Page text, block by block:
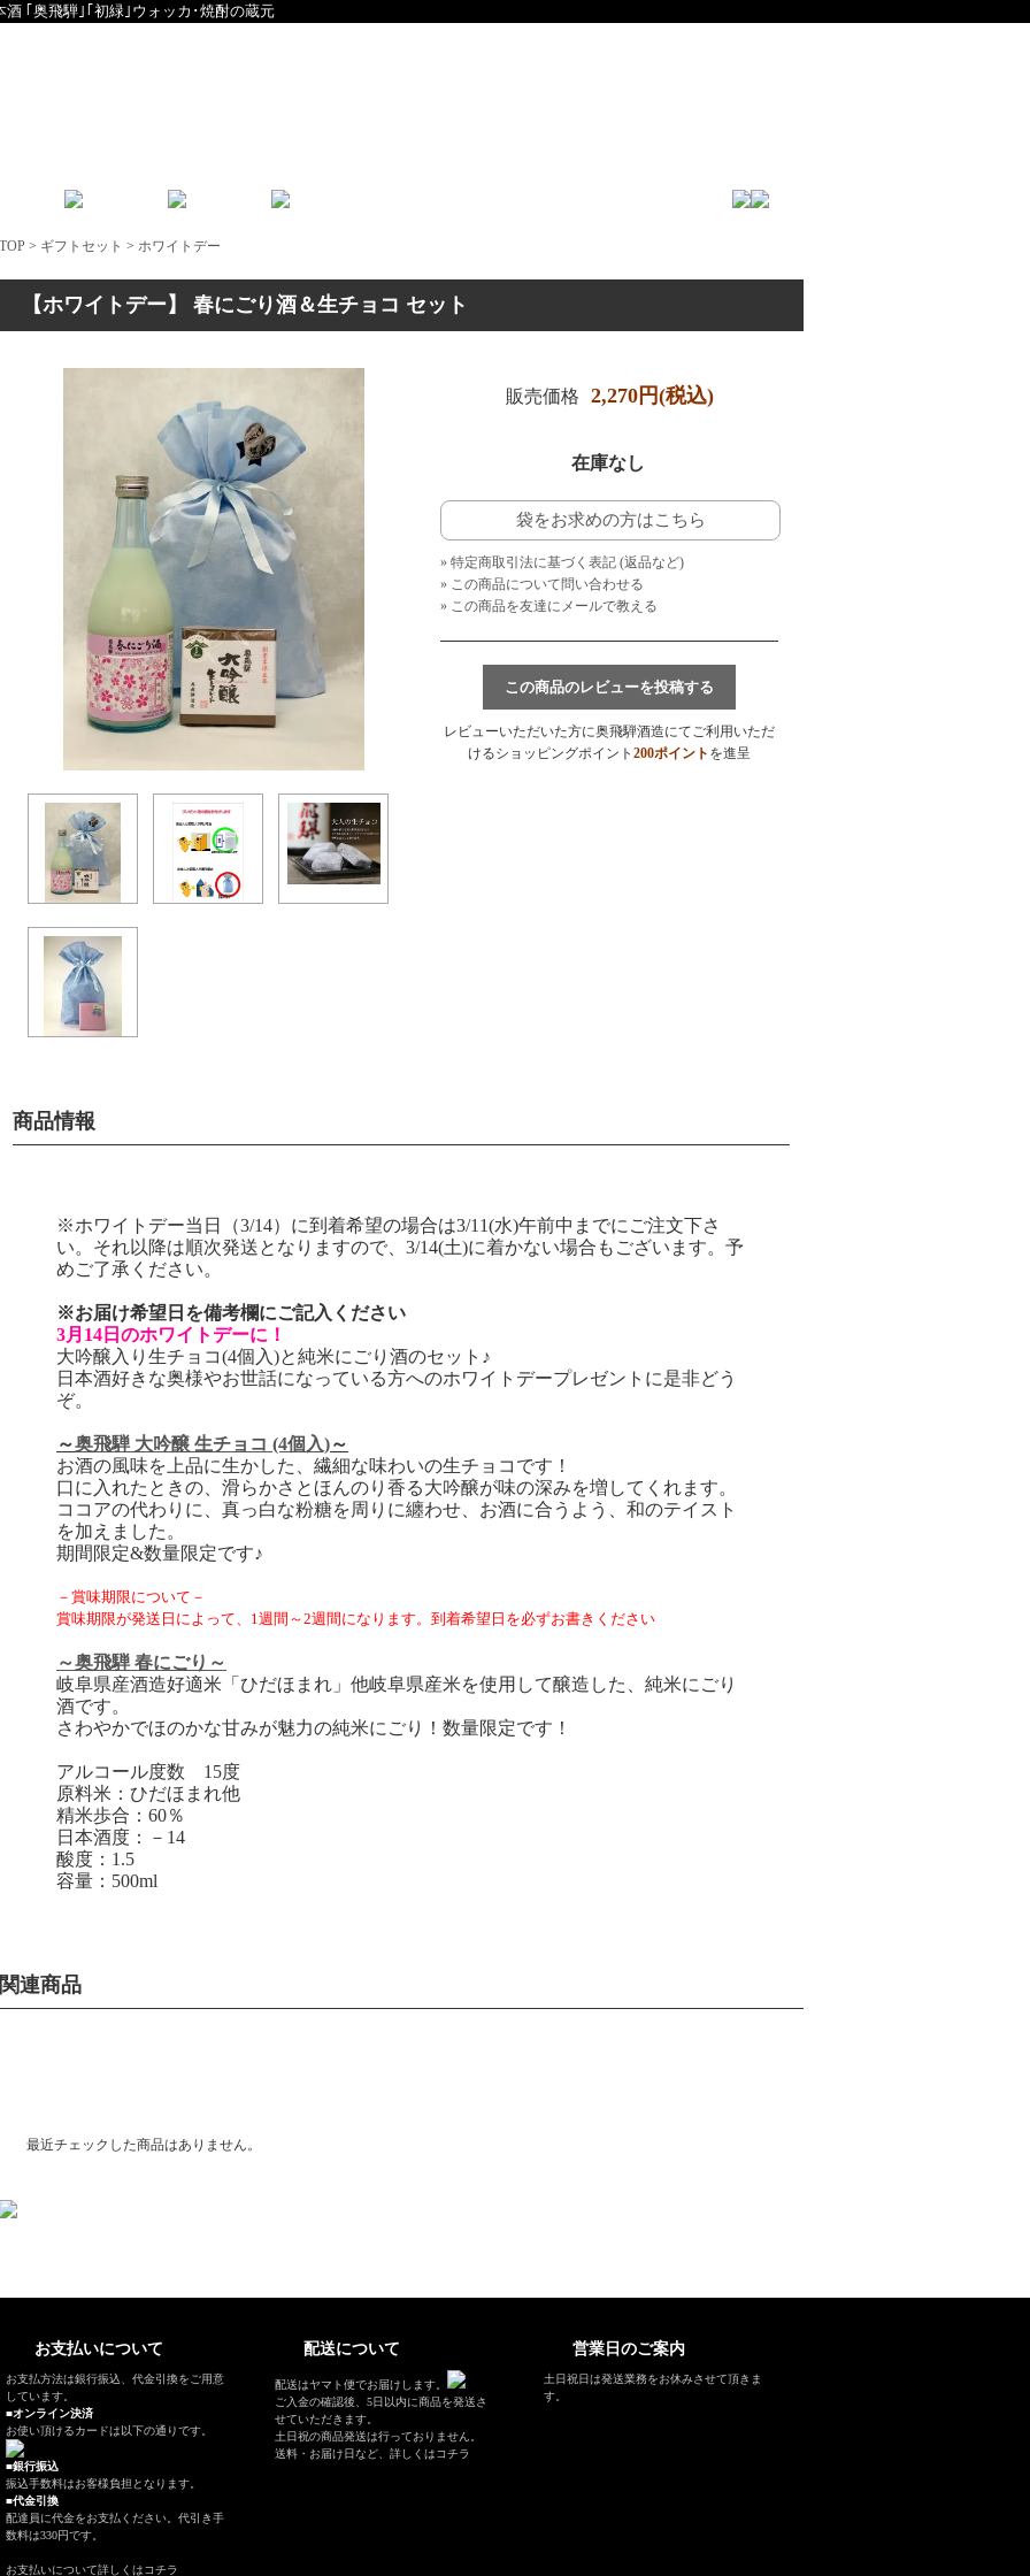
奥飛騨｣｢初緑｣ウォッカ･焼酎の蔵元
TOP > ギフトセット > ホワイトデー
【ホワイトデー】 春にごり酒＆生チョコ セット
販売価格 2,270円(税込)
在庫なし
袋をお求めの方はこちら
» 特定商取引法に基づく表記 (返品など)
» この商品について問い合わせる
» この商品を友達にメールで教える
この商品のレビューを投稿する
レビューいただいた方に奥飛騨酒造にてご利用いただ
けるショッピングポイント 200ポイント を進呈
商品情報
※ホワイトデー当日（3/14）に到着希望の場合は3/11(水)午前中までにご注文下さ
い。それ以降は順次発送となりますので、3/14(土)に着かない場合もございます。予
めご了承ください。
※お届け希望日を備考欄にご記入ください
3月14日のホワイトデーに！
大吟醸入り生チョコ(4個入)と純米にごり酒のセット♪
日本酒好きな奥様やお世話になっている方へのホワイトデープレゼントに是非どう
ぞ。
～奥飛騨 大吟醸 生チョコ (4個入)～
お酒の風味を上品に生かした、繊細な味わいの生チョコです！
口に入れたときの、滑らかさとほんのり香る大吟醸が味の深みを増してくれます。
ココアの代わりに、真っ白な粉糖を周りに纏わせ、お酒に合うよう、和のテイスト
を加えました。
期間限定&数量限定です♪
－賞味期限について－
賞味期限が発送日によって、1週間～2週間になります。到着希望日を必ずお書きください
～奥飛騨 春にごり～
岐阜県産酒造好適米「ひだほまれ」他岐阜県産米を使用して醸造した、純米にごり
酒です。
さわやかでほのかな甘みが魅力の純米にごり！数量限定です！
アルコール度数 15度
原料米：ひだほまれ他
精米歩合：60％
日本酒度：－14
酸度：1.5
容量：500ml
関連商品
最近チェックした商品はありません。
お支払いについて
お支払方法は銀行振込、代金引換をご用意
しています。
■オンライン決済
お使い頂けるカードは以下の通りです。
■銀行振込
振込手数料はお客様負担となります。
■代金引換
配達員に代金をお支払ください。代引き手
数料は330円です。
お支払いについて詳しくはコチラ
配送について
配送はヤマト便でお届けします。
ご入金の確認後、5日以内に商品を発送さ
せていただきます。
土日祝の商品発送は行っておりません。
送料・お届け日など、 詳しくはコチラ
営業日のご案内
土日祝日は発送業務をお休みさせて頂きま
す。